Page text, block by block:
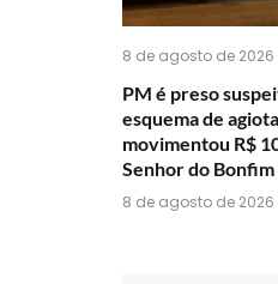
8 de agosto de 2026
PM é preso
esquema de
movimentou R$
Senhor do Bonfim
8 de agosto de 2026